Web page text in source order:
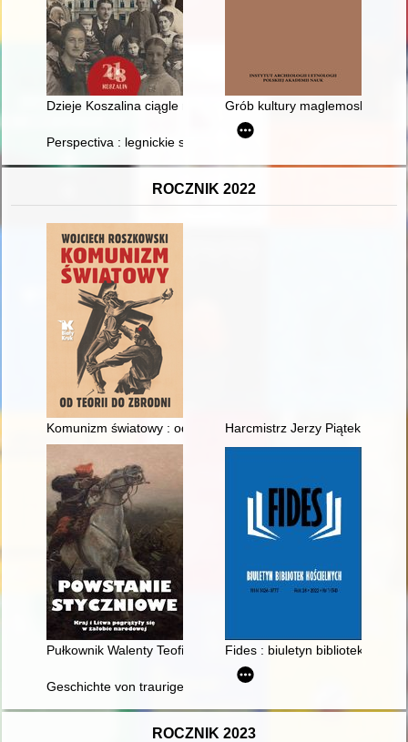
Dzieje Koszalina ciągle na nowo pisaneGrób kultury maglemoskiej w
Perspectiva : legnickie studia teologiczno-historyczne. R. 20,
ROCZNIK 2022
Komunizm światowy : od teorii do zbrodniHarcmistrz Jerzy Piątek ps.
Pułkownik Walenty Teofil Lewandowski, naczelnik
Fides : biuletyn bibliotek
Geschichte von traurigen Orten Geschichte des
ROCZNIK 2023